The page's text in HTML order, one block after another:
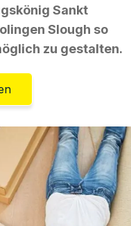
Sankt
Slough so
zu gestalten.